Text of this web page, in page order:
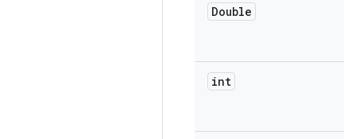
Double
int